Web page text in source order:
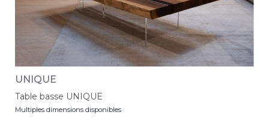
UNIQUE
Table basse UNIQUE
Multiples dimensions disponibles